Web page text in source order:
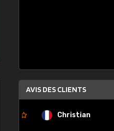
AVIS DES CLIENTS
Christian